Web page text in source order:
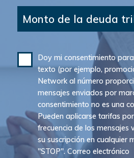
Monto de la deuda
Doy mi consentimiento
texto (por ejemplo,
Network al número
mensajes enviados por
consentimiento no es una
Pueden aplicarse tarifas
frecuencia de los mensajes
su suscripción en cualquier
"STOP". Correo electrónico